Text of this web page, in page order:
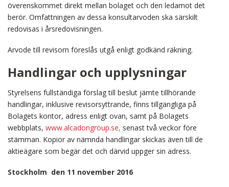
överenskommet direkt mellan bolaget och den ledamot det
berör. Omfattningen av dessa konsultarvoden ska särskilt
redovisas i årsredovisningen.
Arvode till revisorn föreslås utgå enligt godkänd räkning.
Handlingar och upplysningar
Styrelsens fullständiga förslag till beslut jämte tillhörande
handlingar, inklusive revisorsyttrande, finns tillgängliga på
Bolagets kontor, adress enligt ovan, samt på Bolagets
webbplats, www.alcadongroup.se, senast två veckor före
stämman. Kopior av nämnda handlingar skickas även till de
aktieägare som begär det och därvid uppger sin adress.
Stockholm den 11 november 2016